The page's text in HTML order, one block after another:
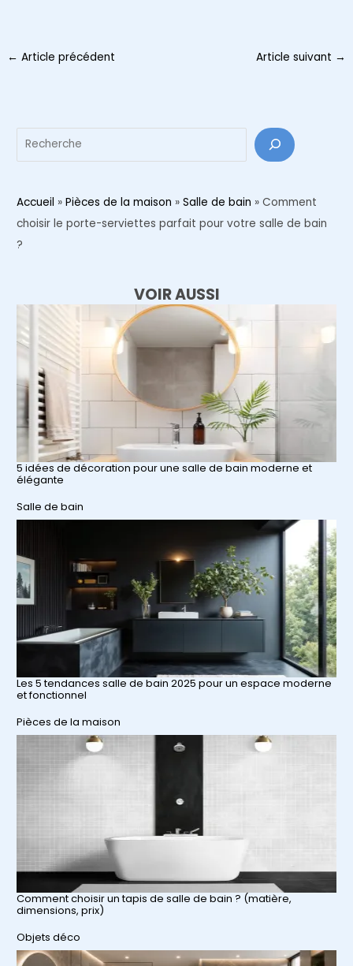
Navigation
← Article précédent Article suivant →
Accueil » Pièces de la maison » Salle de bain » Comment
choisir le porte-serviettes parfait pour votre salle de bain
?
VOIR AUSSI
5 idées de décoration pour une salle de bain moderne et
élégante
Par rapport à
Salle de bain
Les 5 tendances salle de bain 2025 pour un espace moderne
et fonctionnel
Par rapport à
Pièces de la maison
Comment choisir un tapis de salle de bain ? (matière,
dimensions, prix)
Par rapport à
Objets déco